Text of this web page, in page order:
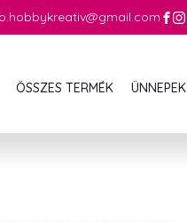
ÖSSZES TERMÉK ÜNNEPEK